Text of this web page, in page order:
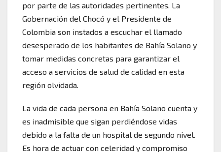
por parte de las autoridades pertinentes. La
Gobernación del Chocó y el Presidente de
Colombia son instados a escuchar el llamado
desesperado de los habitantes de Bahía Solano y
tomar medidas concretas para garantizar el
acceso a servicios de salud de calidad en esta
región olvidada.
La vida de cada persona en Bahía Solano cuenta y
es inadmisible que sigan perdiéndose vidas
debido a la falta de un hospital de segundo nivel.
Es hora de actuar con celeridad y compromiso